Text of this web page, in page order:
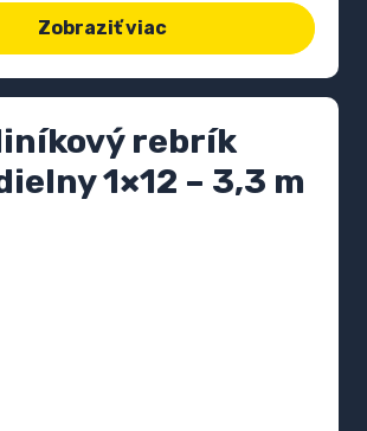
Zobraziť viac
rebrík
1×12 – 3,3 m